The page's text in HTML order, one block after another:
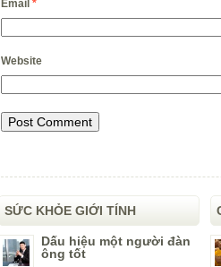
Email *
Website
SỨC KHỎE GIỚI TÍNH
Dấu hiệu một người đàn
ông tốt